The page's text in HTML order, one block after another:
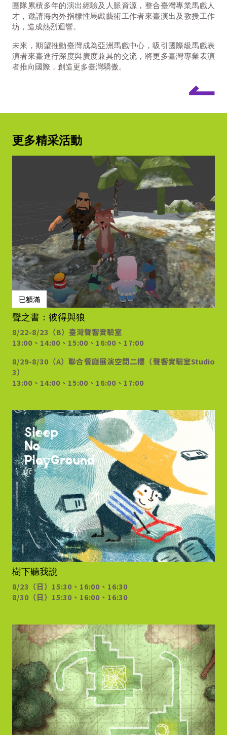
團隊累積多年的演出經驗及人脈資源，整合臺灣專業馬戲人
才，邀請海內外指標性馬戲藝術工作者來臺演出及教授工作
坊，造成熱烈迴響。
未來，期望推動臺灣成為亞洲馬戲中心，吸引國際級馬戲表
演者來臺進行深度與廣度兼具的交流，將更多臺灣專業表演
者推向國際，創造更多臺灣驕傲。
↼
更多精采活動
已額滿
聲之書：彼得與狼
8/22-8/23（B）臺灣聲響實驗室
13:00、14:00、15:00、16:00、17:00
8/29-8/30（A）聯合餐廳展演空間二樓（聲響實驗室Studio
3）
13:00、14:00、15:00、16:00、17:00
樹下聽我說
8/23（日）15:30、16:00、16:30
8/30（日）15:30、16:00、16:30